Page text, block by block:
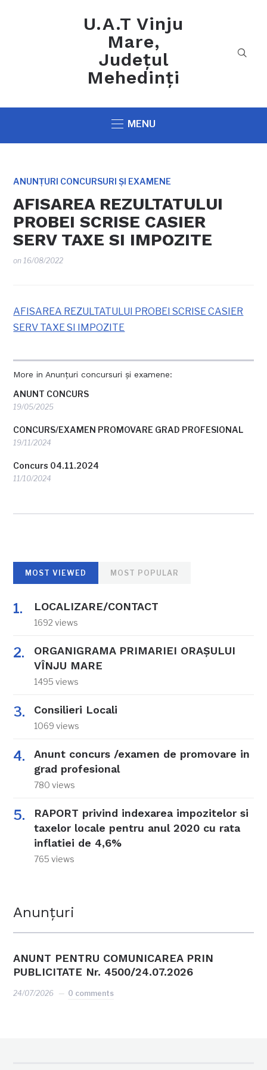
U.A.T Vinju
Mare,
Județul
Mehedinți
MENU
ANUNȚURI CONCURSURI ȘI EXAMENE
AFISAREA REZULTATULUI
PROBEI SCRISE CASIER
SERV TAXE SI IMPOZITE
on16/08/2022
More in Anunțuri concursuri și examene:
ANUNT CONCURS
19/05/2025
CONCURS/EXAMEN PROMOVARE GRAD PROFESIONAL
19/11/2024
Concurs 04.11.2024
11/10/2024
AFISAREA REZULTATULUI PROBEI SCRISE CASIER
SERV TAXE SI IMPOZITE
MOST VIEWED MOST POPULAR
LOCALIZARE/CONTACT
1692 views
ORGANIGRAMA PRIMARIEI ORAŞULUI
VÎNJU MARE
1495 views
Consilieri Locali
1069 views
Anunt concurs /examen de promovare in
grad profesional
780 views
RAPORT privind indexarea impozitelor si
taxelor locale pentru anul 2020 cu rata
inflatiei de 4,6%
765 views
Anunțuri
ANUNT PENTRU COMUNICAREA PRIN
PUBLICITATE Nr. 4500/24.07.2026
24/07/2026 0 comments